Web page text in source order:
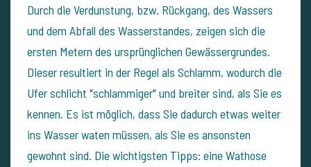
Durch die Verdunstung, bzw. Rückgang, des Wassers
und dem Abfall des Wasserstandes, zeigen sich die
ersten Metern des ursprünglichen Gewässergrundes.
Dieser resultiert in der Regel als Schlamm, wodurch die
Ufer schlicht "schlammiger" und breiter sind, als Sie es
kennen. Es ist möglich, dass Sie dadurch etwas weiter
ins Wasser waten müssen, als Sie es ansonsten
gewohnt sind. Die wichtigsten Tipps: eine Wathose